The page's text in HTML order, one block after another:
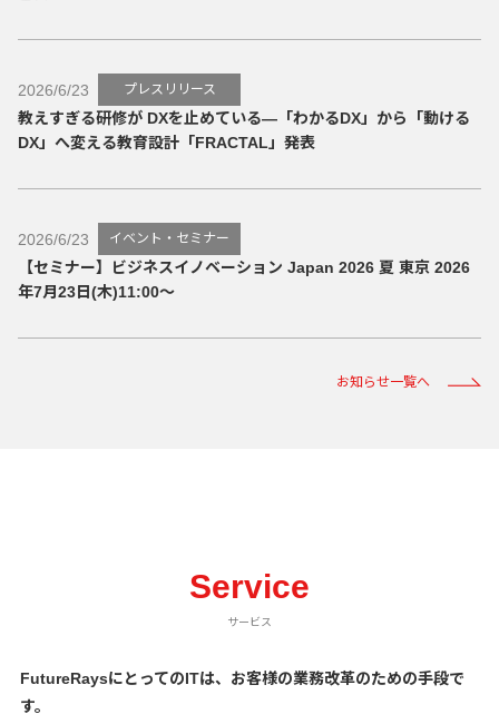
2026/6/23 プレスリリース
教えすぎる研修が DXを止めている—「わかるDX」から「動ける
DX」へ変える教育設計「FRACTAL」発表
2026/6/23 イベント・セミナー
【セミナー】ビジネスイノベーション Japan 2026 夏 東京 2026
年7月23日(木)11:00～
お知らせ一覧へ
Service
FutureRaysにとってのITは、お客様の業務改革のための手段で
す。